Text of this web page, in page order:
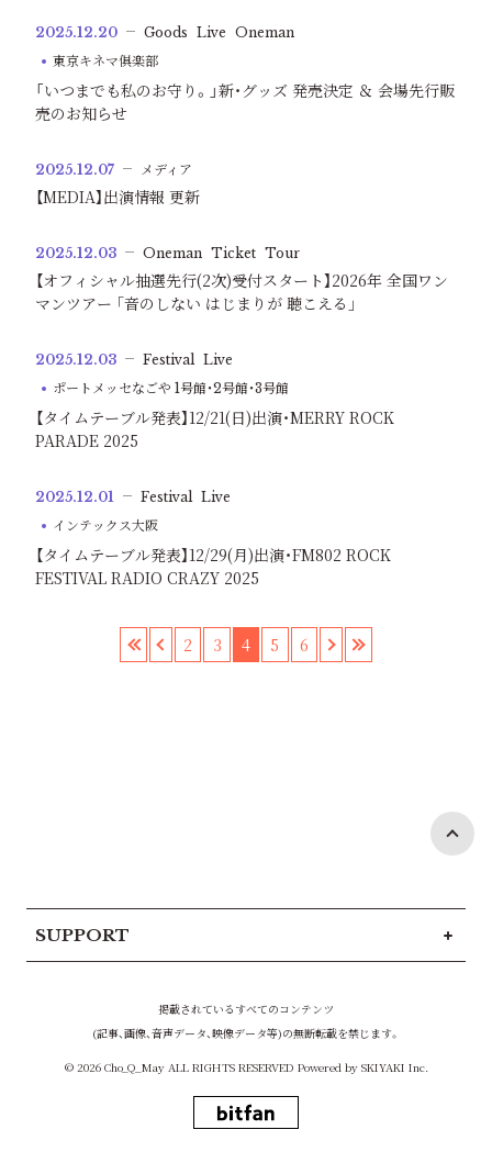
2025.12.20 Goods Live Oneman
東京キネマ俱楽部
「いつまでも私のお守り。」新・グッズ 発売決定 ＆ 会場先行販
売のお知らせ
2025.12.07 メディア
【MEDIA】出演情報 更新
2025.12.03 Oneman Ticket Tour
【オフィシャル抽選先行(2次)受付スタート】2026年 全国ワン
マンツアー ｢音のしない はじまりが 聴こえる｣
2025.12.03 Festival Live
ポートメッセなごや 1号館・2号館・3号館
【タイムテーブル発表】12/21(日)出演・MERRY ROCK
PARADE 2025
2025.12.01 Festival Live
インテックス大阪
【タイムテーブル発表】12/29(月)出演・FM802 ROCK
FESTIVAL RADIO CRAZY 2025
« ‹ 2 3 4 5 6 › »
SUPPORT
掲載されているすべてのコンテンツ
(記事、画像、音声データ、映像データ等)の無断転載を禁じます。
© 2026 Cho_Q_May ALL RIGHTS RESERVED Powered by SKIYAKI Inc.